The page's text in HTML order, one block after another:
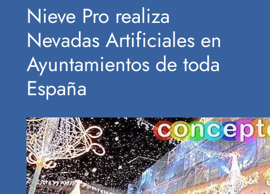
Nieve Pro realiza
Nevadas Artificiales en
Ayuntamientos de toda
España